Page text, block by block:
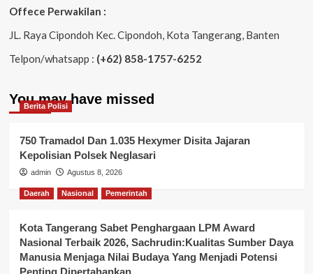
Offece Perwakilan :
JL. Raya Cipondoh Kec. Cipondoh, Kota Tangerang, Banten
Telpon/whatsapp : (+62) 858-1757-6252
You may have missed
Berita Polisi
750 Tramadol Dan 1.035 Hexymer Disita Jajaran
Kepolisian Polsek Neglasari
admin Agustus 8, 2026
Daerah Nasional Pemerintah
Kota Tangerang Sabet Penghargaan LPM Award
Nasional Terbaik 2026, Sachrudin:Kualitas Sumber Daya
Manusia Menjaga Nilai Budaya Yang Menjadi Potensi